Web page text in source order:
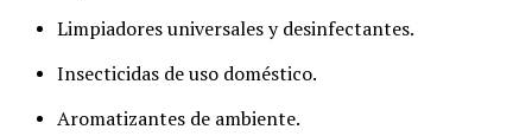
Limpiadores universales y desinfectantes.
Insecticidas de uso doméstico.
Aromatizantes de ambiente.